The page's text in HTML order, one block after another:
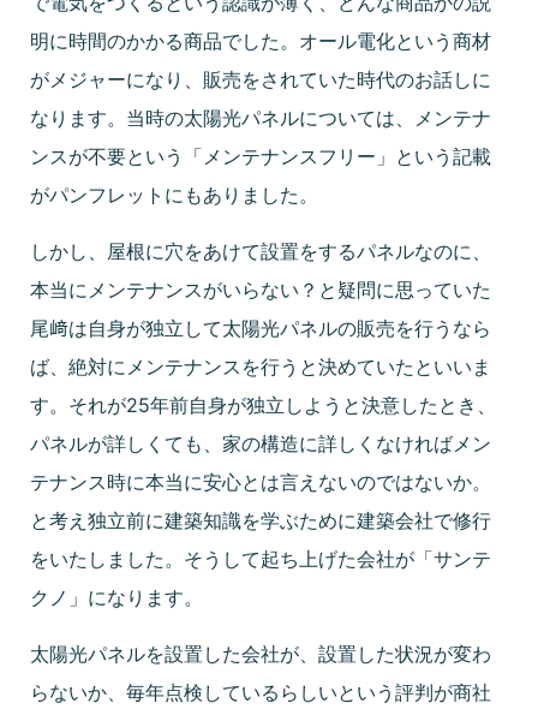
明に時間のかかる商品でした。オール電化という商材
がメジャーになり、販売をされていた時代のお話しに
なります。当時の太陽光パネルについては、メンテナ
ンスが不要という「メンテナンスフリー」という記載
がパンフレットにもありました。
しかし、屋根に穴をあけて設置をするパネルなのに、
本当にメンテナンスがいらない？と疑問に思っていた
尾﨑は自身が独立して太陽光パネルの販売を行うなら
ば、絶対にメンテナンスを行うと決めていたといいま
す。それが25年前自身が独立しようと決意したとき、
パネルが詳しくても、家の構造に詳しくなければメン
テナンス時に本当に安心とは言えないのではないか。
と考え独立前に建築知識を学ぶために建築会社で修行
をいたしました。そうして起ち上げた会社が「サンテ
クノ」になります。
太陽光パネルを設置した会社が、設置した状況が変わ
らないか、毎年点検しているらしいという評判が商社